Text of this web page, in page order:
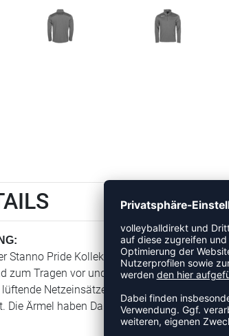
Stanno Pride Kollektion hat eine tolle
zum Tragen vor und nach dem Training
Netzeinsätze in Kontrastfarbe. Das
Die Ärmel haben Daumenlöcher, um die